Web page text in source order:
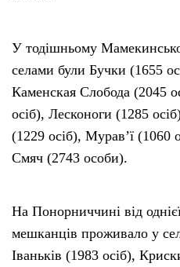
У тодішньому
селами були Бучки (1655
Каменская Слобода (2045
осіб), Лесконоги (1285
(1229 осіб), Мурав’ї (1060
Смяч (2743 особи).
На Понорниччині від
мешканців проживало у
Іваньків (1983 осіб),